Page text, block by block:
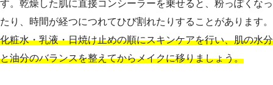
す。乾燥した肌に直接コンシーラーを乗せると、粉っぽくなっ
たり、時間が経つにつれてひび割れたりすることがあります。
化粧水・乳液・日焼け止めの順にスキンケアを行い、肌の水分
と油分のバランスを整えてからメイクに移りましょう。